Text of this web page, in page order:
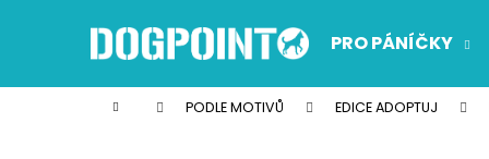
PRO PÁNÍČKY
Domů PODLE MOTIVŮ EDICE ADOPTUJ
í
Zpět
do
Zpět
do